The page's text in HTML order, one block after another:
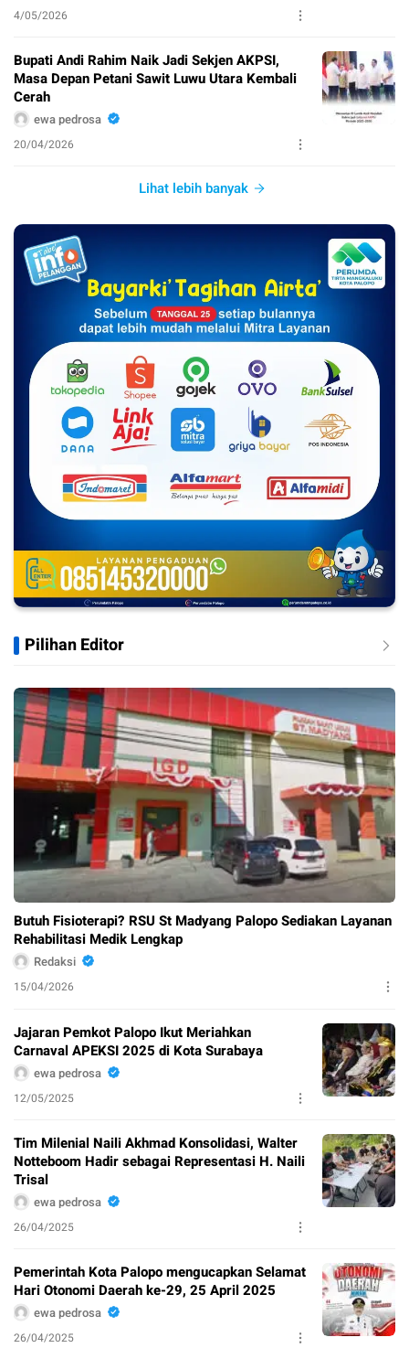
4/05/2026
Bupati Andi Rahim Naik Jadi Sekjen AKPSI,
Masa Depan Petani Sawit Luwu Utara Kembali
Cerah
ewa pedrosa
20/04/2026
Lihat lebih banyak
Pilihan Editor
Butuh Fisioterapi? RSU St Madyang Palopo Sediakan Layanan
Rehabilitasi Medik Lengkap
Redaksi
15/04/2026
Jajaran Pemkot Palopo Ikut Meriahkan
Carnaval APEKSI 2025 di Kota Surabaya
ewa pedrosa
12/05/2025
Tim Milenial Naili Akhmad Konsolidasi, Walter
Notteboom Hadir sebagai Representasi H. Naili
Trisal
ewa pedrosa
26/04/2025
Pemerintah Kota Palopo mengucapkan Selamat
Hari Otonomi Daerah ke-29, 25 April 2025
ewa pedrosa
26/04/2025